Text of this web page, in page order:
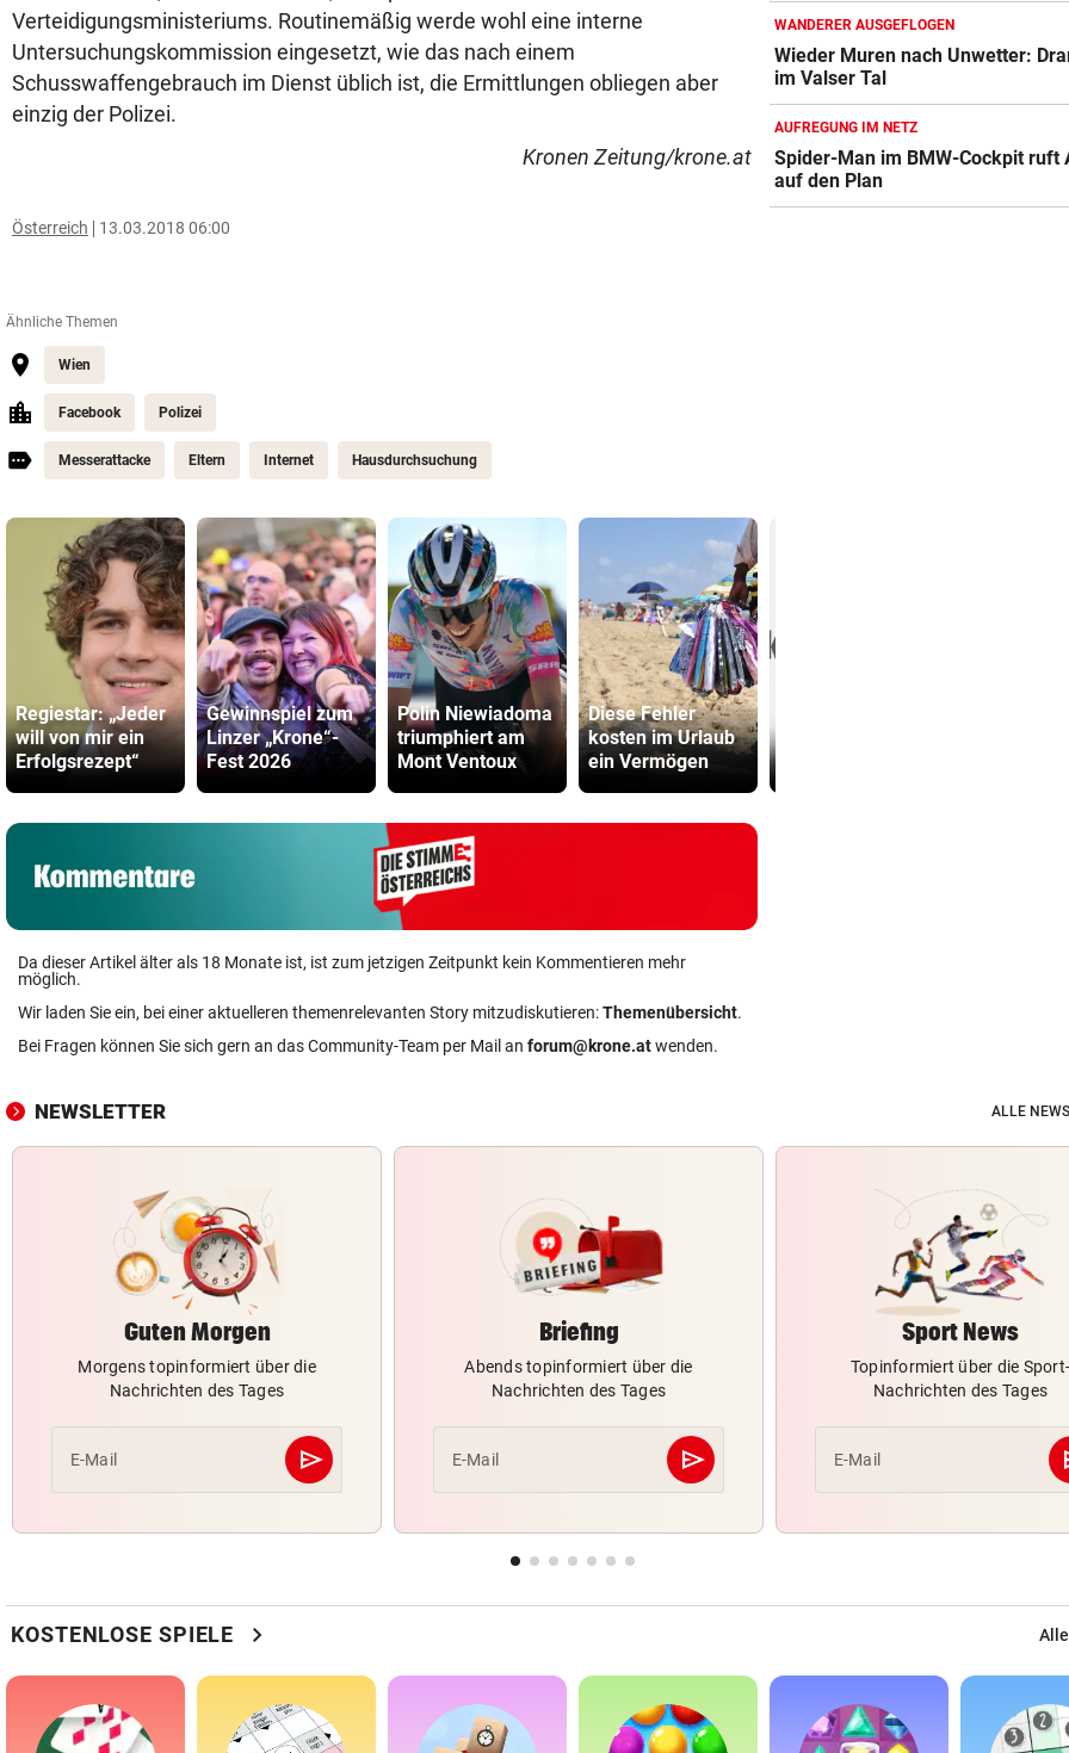
Verteidigungsministeriums. Routinemäßig werde wohl eine interne
Untersuchungskommission eingesetzt, wie das nach einem
Schusswaffengebrauch im Dienst üblich ist, die Ermittlungen obliegen aber
einzig der Polizei.
Kronen Zeitung/krone.at
Österreich 13.03.2018 06:00
Ähnliche Themen
Wien
Facebook Polizei
Messerattacke Eltern Internet Hausdurchsuchung
Regiestar: „Jeder
will von mir ein
Erfolgsrezept“
Gewinnspiel zum
Linzer „Krone“-
Fest 2026
Polin Niewiadoma
triumphiert am
Mont Ventoux
Diese Fehler
kosten im Urlaub
ein Vermögen
Da dieser Artikel älter als 18 Monate ist, ist zum jetzigen Zeitpunkt kein Kommentieren mehr
möglich.
Wir laden Sie ein, bei einer aktuelleren themenrelevanten Story mitzudiskutieren:Themenübersicht.
Bei Fragen können Sie sich gern an das Community-Team per Mail an forum@krone.atwenden.
WANDERER AUSGEFLOGEN
Wieder Muren nach Unwetter:
im Valser Tal
AUFREGUNG IM NETZ
Spider-Man im BMW-Cockpit ruft
auf den Plan
NEWSLETTER ALLE
Guten Morgen
Morgens topinformiert über die
Nachrichten des Tages
E-Mail send
Abschicken
Briefing
Abends topinformiert über die
Nachrichten des Tages
E-Mail send
Abschicken
Sport News
Topinformiert über die Sport-
Nachrichten des Tages
E-Mail
KOSTENLOSE SPIELE chevron_right